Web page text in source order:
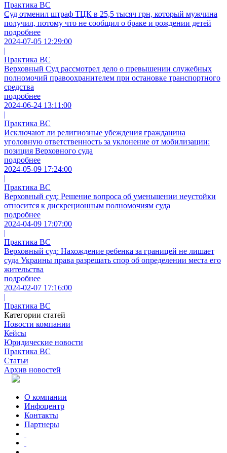
Практика ВС
Суд отменил штраф ТЦК в 25,5 тысяч грн, который мужчина
получил, потому что не сообщил о браке и рождении детей
подробнее
2024-07-05 12:29:00
|
Практика ВС
Верховный Суд рассмотрел дело о превышении служебных
полномочий правоохранителем при остановке транспортного
средства
подробнее
2024-06-24 13:11:00
|
Практика ВС
Исключают ли религиозные убеждения гражданина
уголовную ответственность за уклонение от мобилизации:
позиция Верховного суда
подробнее
2024-05-09 17:24:00
|
Практика ВС
Верховный суд: Решение вопроса об уменьшении неустойки
относится к дискреционным полномочиям суда
подробнее
2024-04-09 17:07:00
|
Практика ВС
Верховный суд: Нахождение ребенка за границей не лишает
суда Украины права разрешать спор об определении места его
жительства
подробнее
2024-02-07 17:16:00
|
Практика ВС
Категории статей
Новости компании
Кейсы
Юридические новости
Практика ВС
Статьи
Архив новостей
О компании
Инфоцентр
Контакты
Партнеры